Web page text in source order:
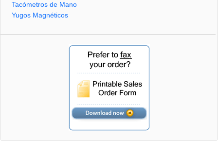
Tacómetros de Mano
Yugos Magnéticos